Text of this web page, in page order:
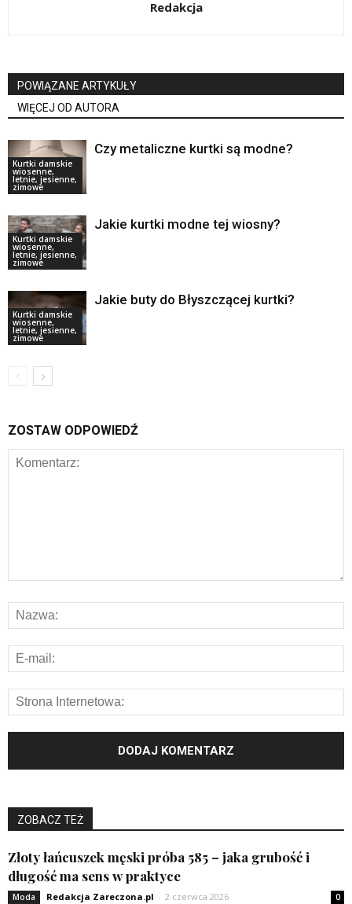
Redakcja
POWIĄZANE ARTYKUŁY
WIĘCEJ OD AUTORA
Kurtki damskie
wiosenne,
letnie, jesienne,
zimowe
Czy metaliczne kurtki są modne?
Kurtki damskie
wiosenne,
letnie, jesienne,
zimowe
Jakie kurtki modne tej wiosny?
Kurtki damskie
wiosenne,
letnie, jesienne,
zimowe
Jakie buty do Błyszczącej kurtki?
ZOSTAW ODPOWIEDŹ
ZOBACZ TEŻ
Złoty łańcuszek męski próba 585 – jaka grubość i
długość ma sens w praktyce
Moda Redakcja Zareczona.pl - 2 czerwca 2026 0